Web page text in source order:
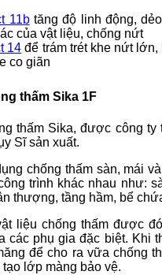
11btăng độ linh động,
của vật liệu, chống nứt
14 để trám trét khe nứt
co giãn
thấm Sika 1F
thấm Sika, được công ty
Sĩ sản xuất.
chống thấm sàn, mái
trình khác nhau như:
thượng, tầng hầm, bể
liệu chống thấm được
các phụ gia đặc biệt. Khi
để cho ra vữa chống
tạo lớp màng bảo vệ.